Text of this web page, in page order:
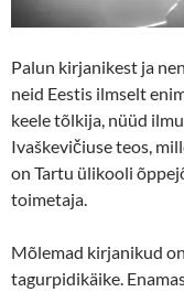
Palun kirjanikest ja
neid Eestis ilmselt
keele tõlkija, nüüd
Ivaškevičiuse teos,
on Tartu ülikooli
toimetaja.
Mõlemad kirjanikud
tagurpidikäike.